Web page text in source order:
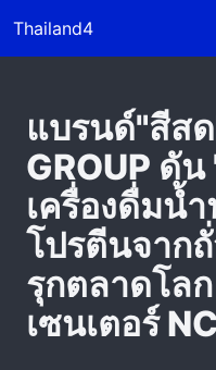
Thailand4
แบรนด์"สีส
GROUP ดั
เครื่องดื่มน้
โปรตีนจาก
รุกตลาดโล
เซนเตอร์